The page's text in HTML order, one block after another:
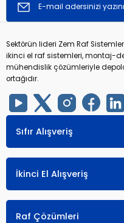
Sektörün lideri Zem Raf
ikinci el raf sistemleri, montaj-
mühendislik çözümleriyle
ortağıdır.
Sıfır Alışveriş
İkinci El Alışveriş
Raf Çözümleri